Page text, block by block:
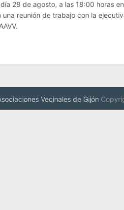
28 de agosto, a las 18:00 horas
una reunión de trabajo con la
Vecinales de Gijón